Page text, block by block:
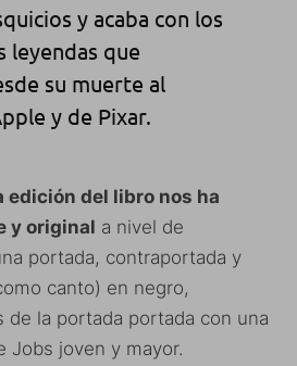
y acaba con los
leyendas que
su muerte al
y de Pixar.
edición del libro nos ha
y original a nivel de
portada, contraportada y
canto) en negro,
de la portada portada con una
Jobs joven y mayor.